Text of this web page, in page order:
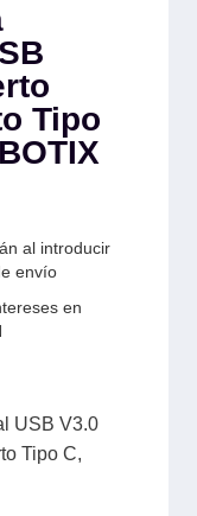
Tipo
al introducir
envío
en
USB V3.0
Tipo C,